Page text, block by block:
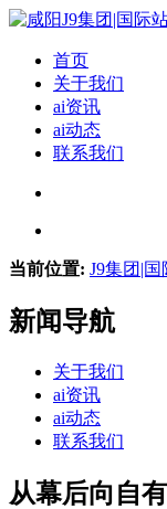
首页
关于我们
ai资讯
ai动态
联系我们
当前位置: J9集团|国
新闻导航
关于我们
ai资讯
ai动态
联系我们
从幕后向自